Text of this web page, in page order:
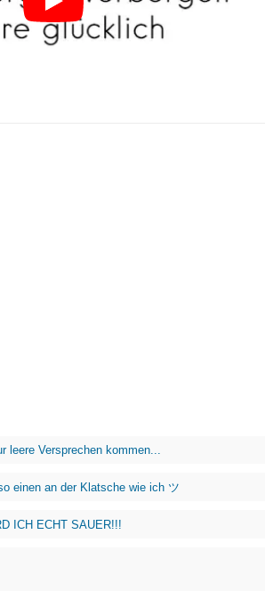
leere Versprechen kommen...
einen an der Klatsche wie ich ツ
ICH ECHT SAUER!!!